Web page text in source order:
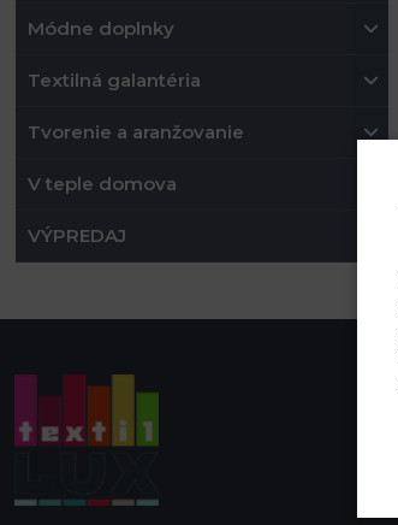
Módne doplnky
Textilná galantéria
Tvorenie a aranžovanie
V teple domova
VÝPREDAJ